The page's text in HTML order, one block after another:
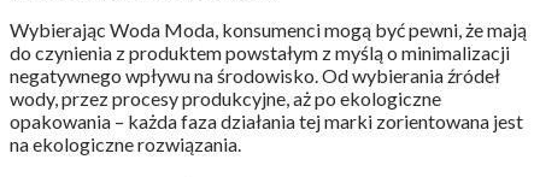
Wybierając Woda Moda, konsumenci mogą być pewni, że mają
do czynienia z produktem powstałym z myślą o minimalizacji
negatywnego wpływu na środowisko. Od wybierania źródeł
wody, przez procesy produkcyjne, aż po ekologiczne
opakowania – każda faza działania tej marki zorientowana jest
na ekologiczne rozwiązania.